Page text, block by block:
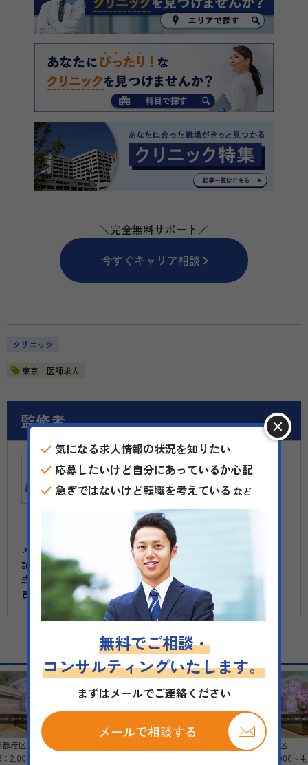
＼完全無料サポート／
今すぐキャリア相談
クリニック
東京 医師求人
監修者
メディカルキャリアナビ
編集部
メディカルキャリアナビでは主に医師の転職に役立つコラム
記事やよくある質問を紹介しています。読者の皆様の転職が
成功いたしますように、医師の転職に関する有益な情報を会
員登録不要で配信します。
おすすめ求人
港区
2,000～4,000万
東京都港区
年収：2,000～
気になる求人情報の状況を知りたい
応募したいけど自分にあっているか心配
急ぎではないけど転職を考えている など
無料でご相談・
コンサルティングいたします。
まずはメールでご連絡ください
メールで相談する